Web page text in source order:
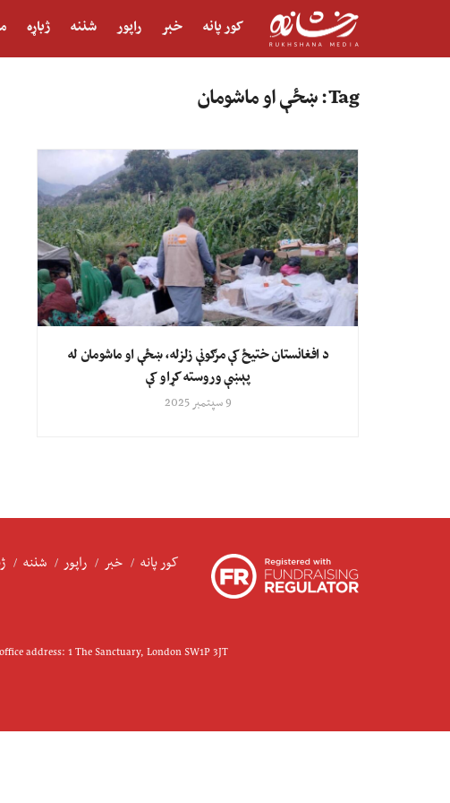
کور پانه خبر راپور شننه ژباړه
Tag: ښځې او ماشومان
د افغانستان ختیځ کې مرګونې زلزله، ښځې او ماشومان له
پېښې وروسته کړاو کې
9 سپتمبر 2025
کور پانه خبر راپور شننه
address: 1 The Sanctuary, London SW1P 3JT